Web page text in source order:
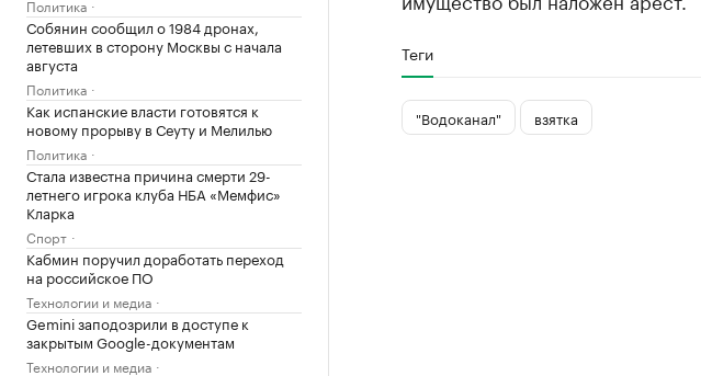
Политика
Собянин сообщил о 1984 дронах,
летевших в сторону Москвы с начала
августа
Политика
Как испанские власти готовятся к
новому прорыву в Сеуту и Мелилью
Политика
Стала известна причина смерти 29-
летнего игрока клуба НБА «Мемфис»
Кларка
Спорт
Кабмин поручил доработать переход
на российское ПО
Технологии и медиа
Gemini заподозрили в доступе к
закрытым Google-документам
Технологии и медиа
Теги
"Водоканал" взятка